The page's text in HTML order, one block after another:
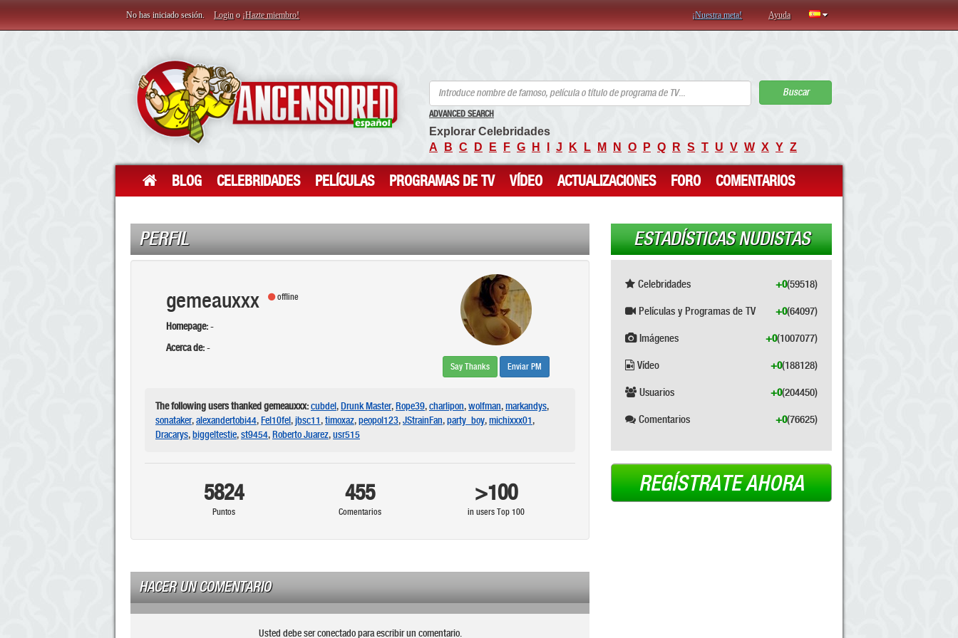
No has iniciado sesión. Login o ¡Hazte miembro! ¡Nuestra meta! Ayuda
Buscar
ADVANCED SEARCH
Explorar Celebridades
A
B C D E F G H J K L M N O P Q R S T U V W X Y Z
BLOG CELEBRIDADES PELÍCULAS PROGRAMAS DE TV VÍDEO ACTUALIZACIONES FORO COMENTARIOS
PERFIL
gemeauxxx offline
Homepage:-
Acerca de:-
Say Thanks Enviar PM
The following users thanked gemeauxxx:cubdel,Drunk Master,Rope39,charlipon,wolfman,markandys,
sonataker,alexandertobi44,Fel10fel,jbsc11,timoxaz,peopol123,JStrainFan,party_boy,michixxx01,
Dracarys,biggeltestie,st9454,Roberto Juarez,usr515
5824
Puntos
455
Comentarios
>100
in users Top 100
HACER UN COMENTARIO
Usted debe ser conectado para escribir un comentario.
ESTADÍSTICAS NUDISTAS
Celebridades (59518)
+0
Películas y Programas de TV (64097)
+0
Imágenes (1007077)
+0
Vídeo (188128)
+0
Usuarios (204450)
+0
Comentarios (76625)
+0
REGÍSTRATE AHORA